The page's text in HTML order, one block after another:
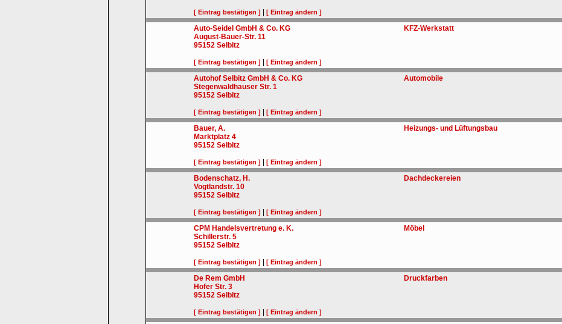
[ Eintrag bestätigen ] [ Eintrag ändern ]
Auto-Seidel GmbH & Co. KG
August-Bauer-Str. 11
95152 Selbitz
[ Eintrag bestätigen ] [ Eintrag ändern ]
KFZ-Werkstatt
Autohof Selbitz GmbH & Co. KG
Stegenwaldhauser Str. 1
95152 Selbitz
[ Eintrag bestätigen ] [ Eintrag ändern ]
Automobile
Bauer, A.
Marktplatz 4
95152 Selbitz
[ Eintrag bestätigen ] [ Eintrag ändern ]
Heizungs- und Lüftungsbau
Bodenschatz, H.
Vogtlandstr. 10
95152 Selbitz
[ Eintrag bestätigen ] [ Eintrag ändern ]
Dachdeckereien
CPM Handelsvertretung e. K.
Schillerstr. 5
95152 Selbitz
[ Eintrag bestätigen ] [ Eintrag ändern ]
Möbel
De Rem GmbH
Hofer Str. 3
95152 Selbitz
[ Eintrag bestätigen ] [ Eintrag ändern ]
Druckfarben